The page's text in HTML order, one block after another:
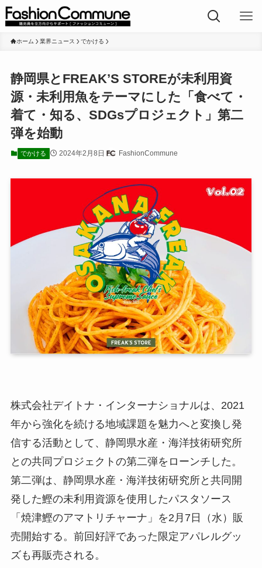
ホーム 業界ニュース でかける
静岡県とFREAK’S STOREが未利用資
源・未利用魚をテーマにした「食べて・
着て・知る、SDGsプロジェクト」第二
弾を始動
でかける 2024年2月8日 FashionCommune
株式会社デイトナ・インターナショナルは、2021
年から強化を続ける地域課題を魅力へと変換し発
信する活動として、静岡県水産・海洋技術研究所
との共同プロジェクトの第二弾をローンチした。
第二弾は、静岡県水産・海洋技術研究所と共同開
発した鰹の未利用資源を使用したパスタソース
「焼津鰹のアマトリチャーナ」を2月7日（水）販
売開始する。前回好評であった限定アパレルグッ
ズも再販売される。